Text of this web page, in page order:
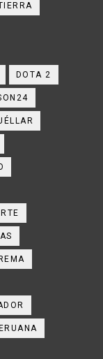
DOTA 2